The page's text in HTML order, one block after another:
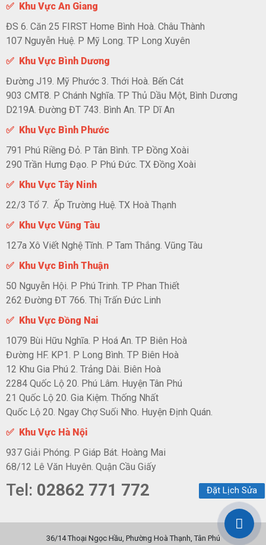
✅ Khu Vực An Giang
ĐS 6. Căn 25 FIRST Home Bình Hoà. Châu Thành
107 Nguyễn Huệ. P Mỹ Long. TP Long Xuyên
✅ Khu Vực Bình Dương
Đường J19. Mỹ Phước 3. Thới Hoà. Bến Cát
903 CMT8. P Chánh Nghĩa. TP Thủ Dầu Một, Bình Dương
D219A. Đường ĐT 743. Bình An. TP Dĩ An
✅ Khu Vực Bình Phước
791 Phú Riềng Đỏ. P Tân Bình. TP Đồng Xoài
290 Trần Hưng Đạo. P Phú Đức. TX Đồng Xoài
✅ Khu Vực Tây Ninh
22/3 Tổ 7. Ấp Trường Huệ. TX Hoà Thạnh
✅ Khu Vực Vũng Tàu
127a Xô Viết Nghệ Tĩnh. P Tam Thắng. Vũng Tàu
✅ Khu Vực Bình Thuận
50 Nguyễn Hội. P Phú Trinh. TP Phan Thiết
262 Đường ĐT 766. Thị Trấn Đức Linh
✅ Khu Vực Đồng Nai
1079 Bùi Hữu Nghĩa. P Hoá An. TP Biên Hoà
Đường HF. KP1. P Long Bình. TP Biên Hoà
12 Khu Gia Phú 2. Trảng Dài. Biên Hoà
2284 Quốc Lộ 20. Phú Lâm. Huyện Tân Phú
21 Quốc Lộ 20. Gia Kiệm. Thống Nhất
Quốc Lộ 20. Ngay Chợ Suối Nho. Huyện Định Quán.
✅ Khu Vực Hà Nội
937 Giải Phóng. P Giáp Bát. Hoàng Mai
68/12 Lê Văn Huyên. Quận Cầu Giấy
Tel: 02862 771 772
36/14 Thoại Ngọc Hầu, Phường Hoà Thạnh, Tân Phú
Đặt Lịch Sửa